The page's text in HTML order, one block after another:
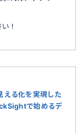
！
る化を実現した
で始めるデ